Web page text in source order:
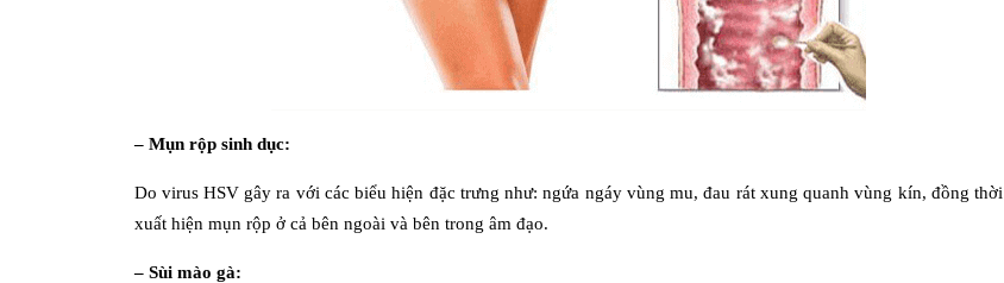
– Mụn rộp sinh dục:
Do virus HSV gây ra với các biểu hiện đặc trưng như: ngứa ngáy vùng mu, đau rát xung quanh vùng kín, đồng thời
xuất hiện mụn rộp ở cả bên ngoài và bên trong âm đạo.
– Sùi mào gà: